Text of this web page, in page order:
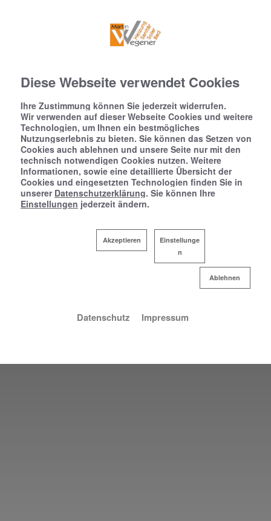
Diese Webseite verwendet Cookies
Ihre Zustimmung können Sie jederzeit widerrufen.
Wir verwenden auf dieser Webseite Cookies und weitere
Technologien, um Ihnen ein bestmögliches
Nutzungserlebnis zu bieten. Sie können das Setzen von
Cookies auch ablehnen und unsere Seite nur mit den
technisch notwendigen Cookies nutzen. Weitere
Informationen, sowie eine detaillierte Übersicht der
Cookies und eingesetzten Technologien finden Sie in
unserer Datenschutzerklärung. Sie können Ihre
Einstellungen jederzeit ändern.
Akzeptieren
Einstellunge
n
Ablehnen
Ablehnen
Datenschutz Impressum